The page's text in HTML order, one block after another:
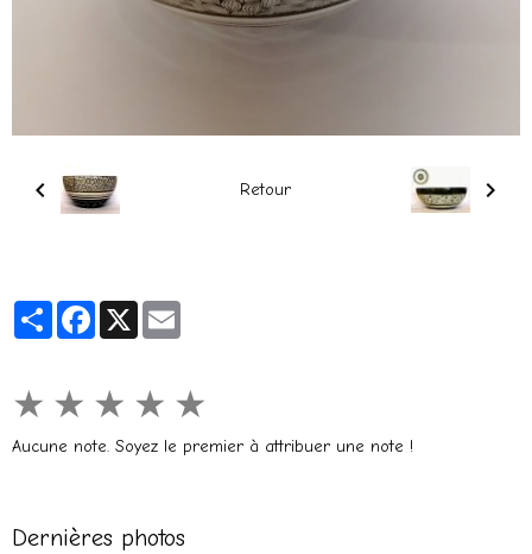
Retour
PartagerFacebook
X
★ ★ ★ ★ ★
Aucune note. Soyez le premier à attribuer une note !
Dernières photos